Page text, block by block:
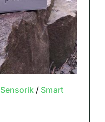
Sensorik/ Smart